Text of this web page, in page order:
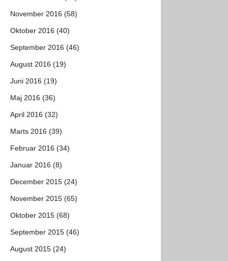
November 2016 (58)
Oktober 2016 (40)
September 2016 (46)
August 2016 (19)
Juni 2016 (19)
Maj 2016 (36)
April 2016 (32)
Marts 2016 (39)
Februar 2016 (34)
Januar 2016 (8)
December 2015 (24)
November 2015 (65)
Oktober 2015 (68)
September 2015 (46)
August 2015 (24)